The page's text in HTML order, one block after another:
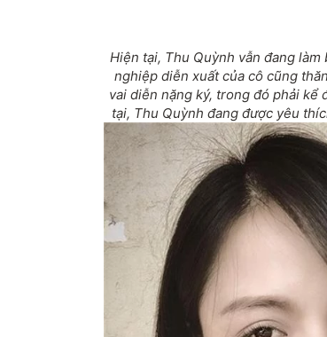
Hiện tại, Thu Quỳnh vẫn đang
nghiệp diễn xuất của cô cũng
vai diễn nặng ký, trong đó phải kể
tại, Thu Quỳnh đang được yêu